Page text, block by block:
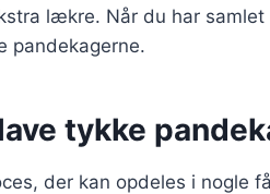
lækre. Når du har samlet
pandekagerne.
tykke
der kan opdeles i nogle